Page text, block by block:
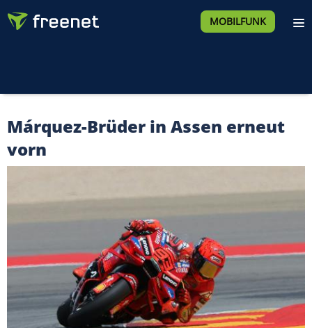
MOBILFUNK
Márquez-Brüder in Assen erneut
vorn